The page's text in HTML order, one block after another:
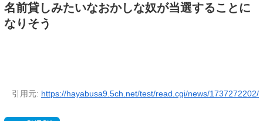
名前貸しみたいなおかしな奴が当選することに
なりそう
引用元: https://hayabusa9.5ch.net/test/read.cgi/news/1737272202/